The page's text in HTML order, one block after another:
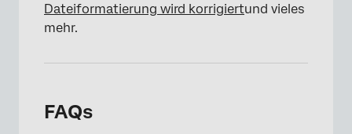
Dateiformatierung wird korrigiertund vieles
mehr.
FAQs